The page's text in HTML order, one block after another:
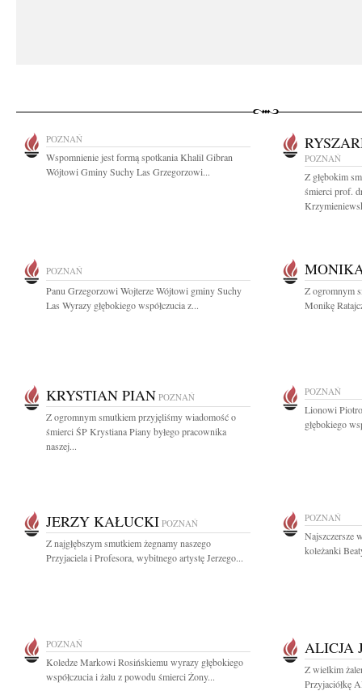
POZNAŃ
Wspomnienie jest formą spotkania Khalil Gibran
Wójtowi Gminy Suchy Las Grzegorzowi...
POZNAŃ
Z głębokim
śmierci prof.
POZNAŃ
Panu Grzegorzowi Wojterze Wójtowi gminy Suchy
Las Wyrazy głębokiego współczucia z...
Z ogromnym
Monikę
KRYSTIAN PIAN POZNAŃ
Z ogromnym smutkiem przyjęliśmy wiadomość o
śmierci ŚP Krystiana Piany byłego pracownika
naszej...
POZNAŃ
Lionowi
głębokiego
JERZY KAŁUCKI POZNAŃ
Z najgłębszym smutkiem żegnamy naszego
Przyjaciela i Profesora, wybitnego artystę Jerzego...
POZNAŃ
Najszczersze
koleżanki
POZNAŃ
Koledze Markowi Rosińskiemu wyrazy głębokiego
współczucia i żalu z powodu śmierci Żony...
ALICJA
Z wielkim
Przyjaciółkę